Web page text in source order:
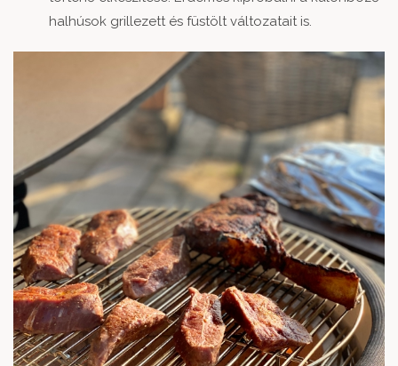
halhúsok grillezett és füstölt változatait is.